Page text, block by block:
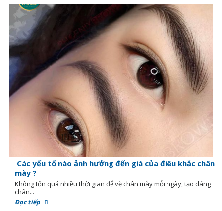
Các yếu tố nào ảnh hưởng đến giá của điêu khắc chân
mày ?
Không tốn quá nhiều thời gian để vẽ chân mày mỗi ngày, tạo dáng
chân...
Đọc tiếp